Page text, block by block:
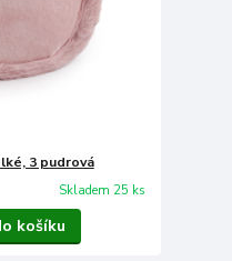
3 pudrová
Skladem 25 ks
košíku